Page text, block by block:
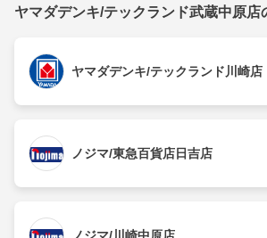
ヤマダデンキ/テックランド武蔵中原店
ヤマダデンキ/テックランド川崎店
ノジマ/東急百貨店日吉店